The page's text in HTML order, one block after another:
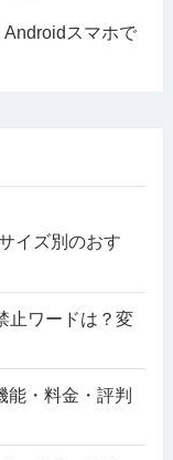
スマホで
イズ別のおす
止ワードは？変
能・料金・評判